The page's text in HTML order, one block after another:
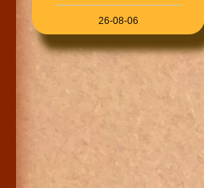
26-08-06